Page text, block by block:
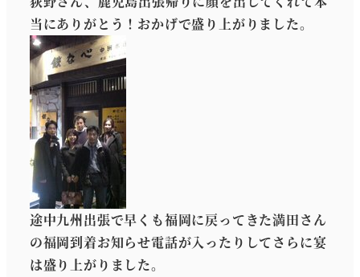
当にありがとう！おかげで盛り上がりました。
途中九州出張で早くも福岡に戻ってきた満田さん
の福岡到着お知らせ電話が入ったりしてさらに宴
は盛り上がりました。